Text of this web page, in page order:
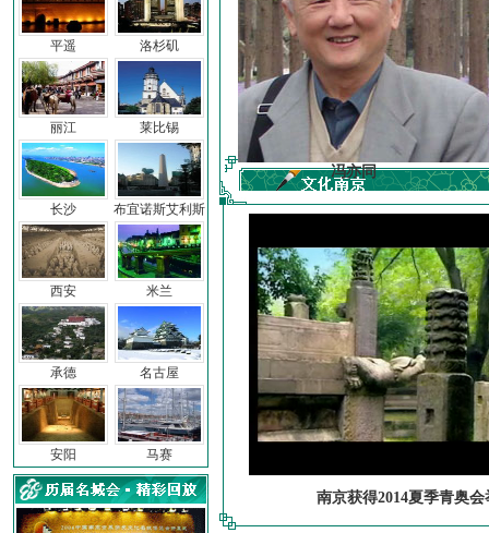
平遥
丽江
长沙
西安
承德
安阳
洛杉矶
莱比锡
布宜诺斯艾利斯
米兰
名古屋
马赛
前子 冯亦同
南京获得2014夏季青奥会